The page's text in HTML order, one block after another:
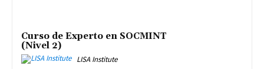
Curso de Experto en SOCMINT
(Nivel 2)
LISA Institute